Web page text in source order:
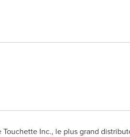
Touchette Inc., le plus grand